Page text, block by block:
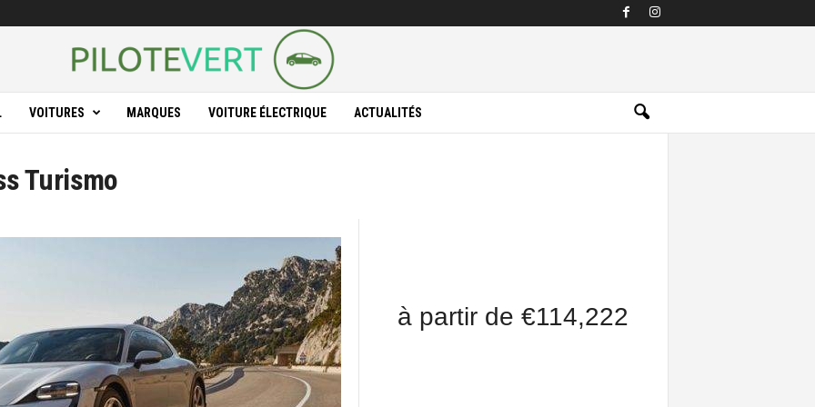
VOITURES MARQUES VOITURE ÉLECTRIQUE ACTUALITÉS
Turismo
à partir de €114,222